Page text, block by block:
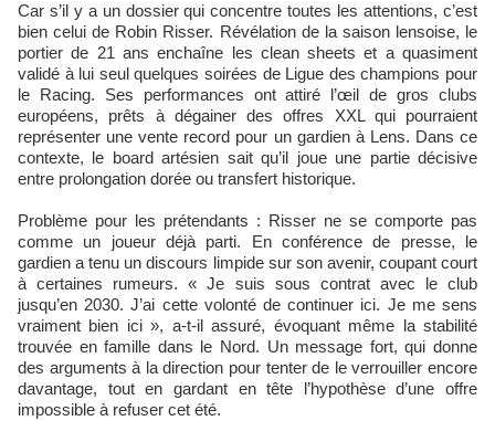
Car s’il y a un dossier qui concentre toutes les attentions, c’est
bien celui de Robin Risser. Révélation de la saison lensoise, le
portier de 21 ans enchaîne les clean sheets et a quasiment
validé à lui seul quelques soirées de Ligue des champions pour
le Racing. Ses performances ont attiré l’œil de gros clubs
européens, prêts à dégainer des offres XXL qui pourraient
représenter une vente record pour un gardien à Lens. Dans ce
contexte, le board artésien sait qu’il joue une partie décisive
entre prolongation dorée ou transfert historique.
Problème pour les prétendants : Risser ne se comporte pas
comme un joueur déjà parti. En conférence de presse, le
gardien a tenu un discours limpide sur son avenir, coupant court
à certaines rumeurs. « Je suis sous contrat avec le club
jusqu’en 2030. J’ai cette volonté de continuer ici. Je me sens
vraiment bien ici », a-t-il assuré, évoquant même la stabilité
trouvée en famille dans le Nord. Un message fort, qui donne
des arguments à la direction pour tenter de le verrouiller encore
davantage, tout en gardant en tête l’hypothèse d’une offre
impossible à refuser cet été.